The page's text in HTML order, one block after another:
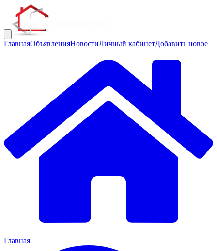
ГлавнаяОбъявленияНовостиЛичный кабинетДобавить новое
Главная